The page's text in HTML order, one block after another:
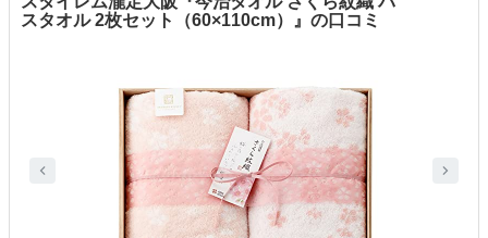
スタオル 2枚セット（60×110cm）』の口コミ